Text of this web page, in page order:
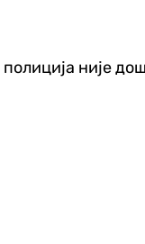
није